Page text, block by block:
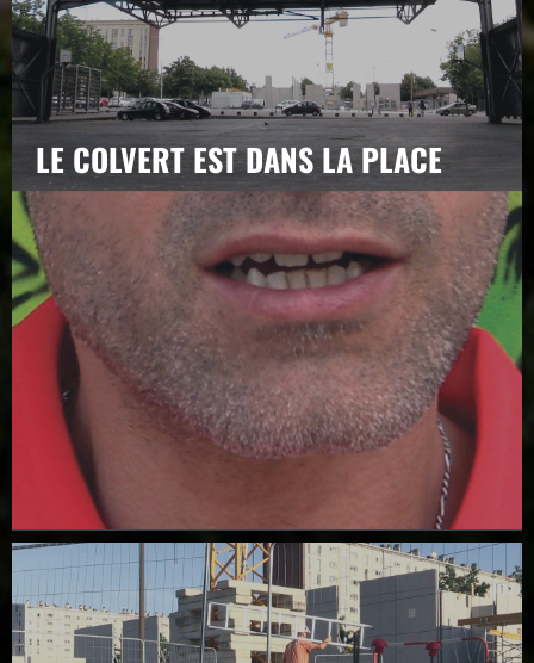
LE COLVERT EST DANS LA PLACE